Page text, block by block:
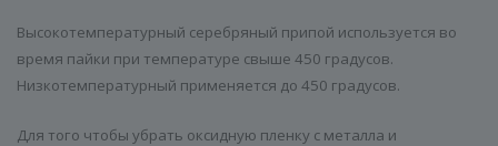
Высокотемпературный серебряный припой используется во
время пайки при температуре свыше 450 градусов.
Низкотемпературный применяется до 450 градусов.
Для того чтобы убрать оксидную пленку с металла и